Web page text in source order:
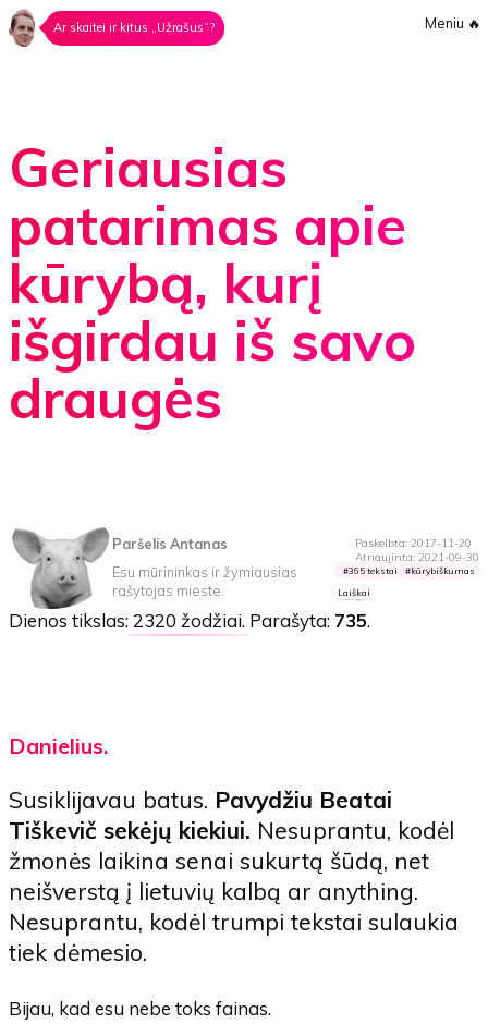
Ar skaitei ir kitus „Užrašus“? Meniu 🔥
Geriausias
patarimas apie
kūrybą, kurį
išgirdau iš savo
draugės
Paršelis Antanas
Esu mūrininkas ir žymiausias
rašytojas mieste.
Paskelbta: 2017-11-20
Atnaujinta: 2021-09-30
365 tekstai kūrybiškumas
Laiškai
Dienos tikslas:2320 žodžiai. Parašyta: 735.
Danielius.
Susiklijavau batus. Pavydžiu Beatai
Tiškevič sekėjų kiekiui. Nesuprantu, kodėl
žmonės laikina senai sukurtą šūdą, net
neišverstą į lietuvių kalbą ar anything.
Nesuprantu, kodėl trumpi tekstai sulaukia
tiek dėmesio.
Bijau, kad esu nebe toks fainas.